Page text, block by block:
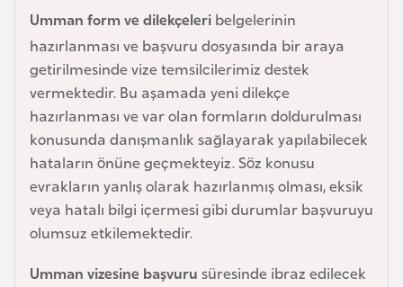
Umman form ve dilekçeleri belgelerinin
hazırlanması ve başvuru dosyasında bir araya
getirilmesinde vize temsilcilerimiz destek
vermektedir. Bu aşamada yeni dilekçe
hazırlanması ve var olan formların doldurulması
konusunda danışmanlık sağlayarak yapılabilecek
hataların önüne geçmekteyiz. Söz konusu
evrakların yanlış olarak hazırlanmış olması, eksik
veya hatalı bilgi içermesi gibi durumlar başvuruyu
olumsuz etkilemektedir.
Umman vizesine başvuru süresinde ibraz edilecek
B
a
n
g
l
a
d
e
ş
e